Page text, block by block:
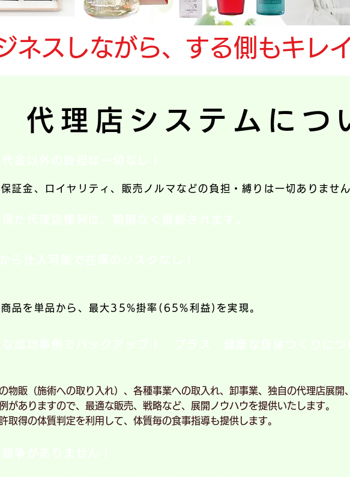
ネスしながら、する側もキレ
代理店システムにつ
証金、ロイヤリティ、販売ノルマなどの負担・縛りは一切ありません
品を単品から、最大35%掛率(65%利益)を実現。
物販（施術への取り入れ）、各種事業への取入れ、卸事業、独自の代理店展
がありますので、最適な販売、戦略など、展開ノウハウを提供いたします。
取得の体質判定を利用して、体質毎の食事指導も提供します。